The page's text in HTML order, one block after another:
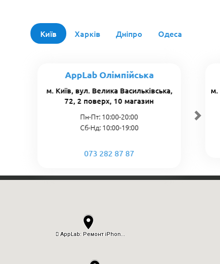
Київ Харків Дніпро Одеса
AppLab Олімпійська
м. Київ, вул. Велика Васильківська,
72, 2 поверх, 10 магазин
Пн-Пт: 10:00-20:00
Сб-Нд: 10:00-19:00
073 282 87 87
м.